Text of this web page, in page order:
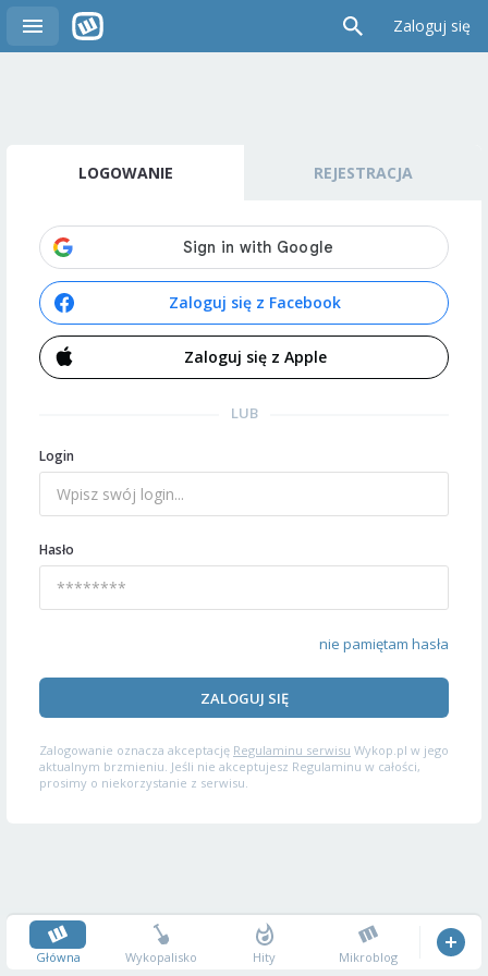
Zaloguj się
LOGOWANIE REJESTRACJA
Zaloguj się z Facebook
Zaloguj się z Apple
LUB
Login
Hasło
nie pamiętam hasła
ZALOGUJ SIĘ
Zalogowanie oznacza akceptację Regulaminu serwisu Wykop.pl w jego
aktualnym brzmieniu. Jeśli nie akceptujesz Regulaminu w całości,
prosimy o niekorzystanie z serwisu.
Główna Wykopalisko Hity Mikroblog